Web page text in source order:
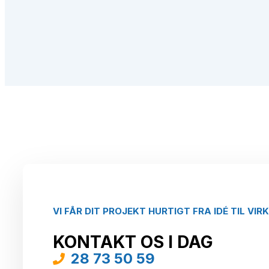
VI FÅR DIT PROJEKT HURTIGT FRA IDÉ TIL
KONTAKT OS I DAG
28 73 50 59